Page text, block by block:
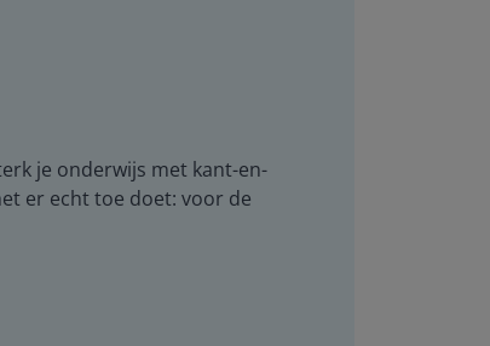
je onderwijs met kant-en-
er echt toe doet: voor de